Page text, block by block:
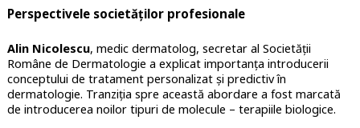
Perspectivele societăților profesionale
Alin Nicolescu, medic dermatolog, secretar al Societății
Române de Dermatologie a explicat importanța introducerii
conceptului de tratament personalizat și predictiv în
dermatologie. Tranziția spre această abordare a fost marcată
de introducerea noilor tipuri de molecule – terapiile biologice.